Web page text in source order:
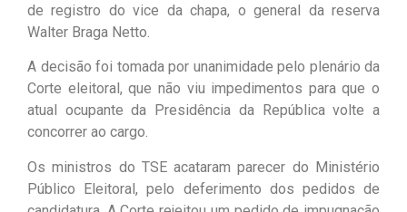
de registro do vice da chapa, o general da reserva
Walter Braga Netto.
A decisão foi tomada por unanimidade pelo plenário da
Corte eleitoral, que não viu impedimentos para que o
atual ocupante da Presidência da República volte a
concorrer ao cargo.
Os ministros do TSE acataram parecer do Ministério
Público Eleitoral, pelo deferimento dos pedidos de